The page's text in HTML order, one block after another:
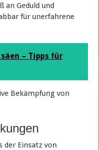
an Geduld und
für unerfahrene
– Tipps für
Bekämpfung von
der Einsatz von